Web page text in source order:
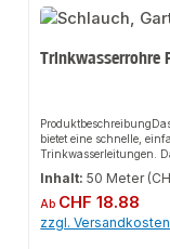
Trinkwasserrohre
bietet eine schnelle,
Trinkwasserleitungen.
Chemikalien und
an verschiedene
einfache Montage
Verlegung
Inhalt:50 Meter
Regulärer Preis:
Ab CHF 18.88
zzgl.